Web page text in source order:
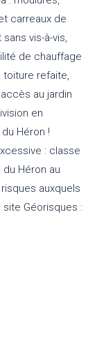
carreaux de
vis-à-vis,
de chauffage
refaite,
au jardin
en
Héron !
: classe
Héron au
auxquels
Géorisques :